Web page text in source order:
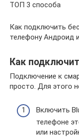
ТОП 3 способа
Как подключить
телефону Андроид
Как
Подключение к
просто. Для этого
Включить
телефоне
или